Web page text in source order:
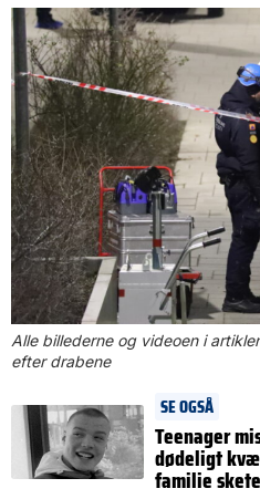
Alle billederne og videoen i
efter drabene
SE OGSÅ
Teenager
dødeligt
familie